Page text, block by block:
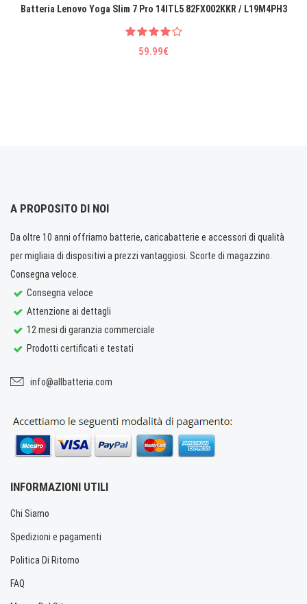
Batteria Lenovo Yoga Slim 7 Pro 14ITL5 82FX002KKR / L19M4PH3
59.99€
A PROPOSITO DI NOI
Da oltre 10 anni offriamo batterie, caricabatterie e accessori di qualità
per migliaia di dispositivi a prezzi vantaggiosi. Scorte di magazzino.
Consegna veloce.
Consegna veloce
Attenzione ai dettagli
12 mesi di garanzia commerciale
Prodotti certificati e testati
info@allbatteria.com
INFORMAZIONI UTILI
Chi Siamo
Spedizioni e pagamenti
Politica Di Ritorno
FAQ